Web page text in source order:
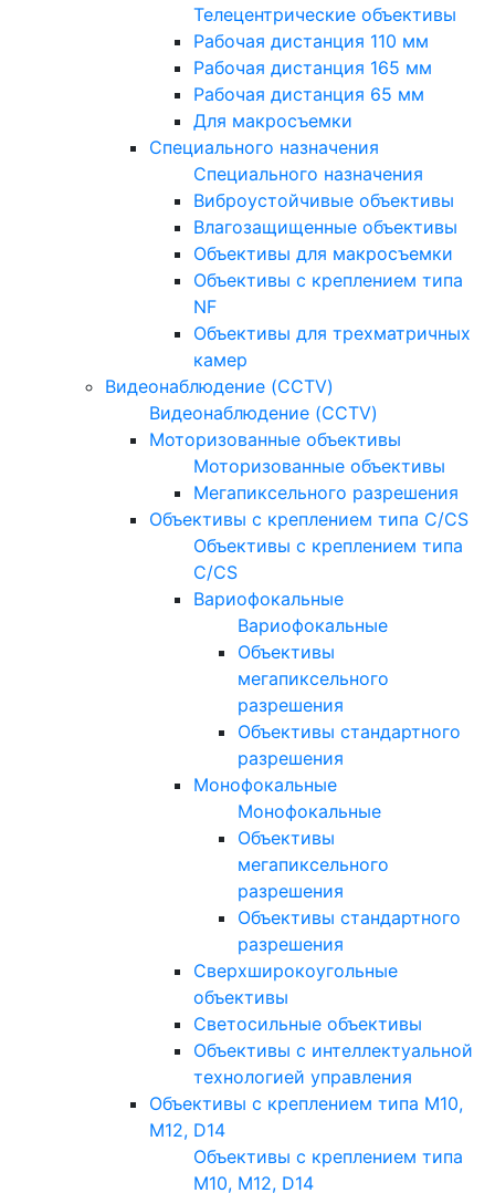
Телецентрические объективы
Рабочая дистанция 110 мм
Рабочая дистанция 165 мм
Рабочая дистанция 65 мм
Для макросъемки
Специального назначения
Специального назначения
Виброустойчивые объективы
Влагозащищенные объективы
Объективы для макросъемки
Объективы с креплением типа
NF
Объективы для трехматричных
камер
Видеонаблюдение (CCTV)
Видеонаблюдение (CCTV)
Моторизованные объективы
Моторизованные объективы
Мегапиксельного разрешения
Объективы с креплением типа C/CS
Объективы с креплением типа
C/CS
Вариофокальные
Вариофокальные
Объективы
мегапиксельного
разрешения
Объективы стандартного
разрешения
Монофокальные
Монофокальные
Объективы
мегапиксельного
разрешения
Объективы стандартного
разрешения
Сверхширокоугольные
объективы
Светосильные объективы
Объективы с интеллектуальной
технологией управления
Объективы с креплением типа M10,
M12, D14
Объективы с креплением типа
M10, M12, D14